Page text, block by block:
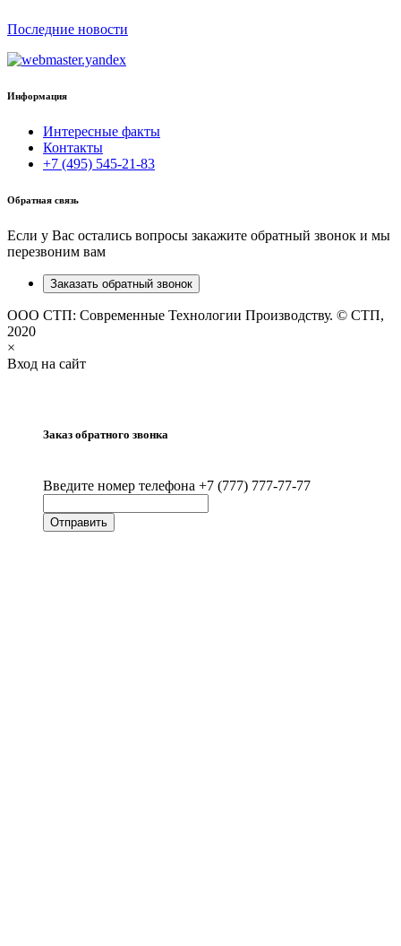
Последние новости
Информация
Интересные факты
Контакты
+7 (495) 545-21-83
Обратная связь
Если у Вас остались вопросы закажите обратный звонок и мы
перезвоним вам
Заказать обратный звонок
ООО СТП: Современные Технологии Производству. © СТП,
2020
×
Вход на сайт
Заказ обратного звонка
Введите номер телефона +7 (777) 777-77-77
Отправить